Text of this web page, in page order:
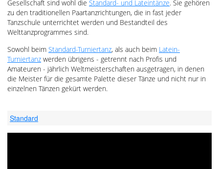
Gesellschaft sind wohl die Standard- und Lateintänze. Sie gehören
zu den traditionellen Paartanzrichtungen, die in fast jeder
Tanzschule unterrichtet werden und Bestandteil des
Welttanzprogrammes sind.
Sowohl beim Standard-Turniertanz, als auch beim Latein-
Turniertanz werden übrigens - getrennt nach Profis und
Amateuren - jährlich Weltmeisterschaften ausgetragen, in denen
die Meister für die gesamte Palette dieser Tänze und nicht nur in
einzelnen Tänzen gekürt werden.
Standard